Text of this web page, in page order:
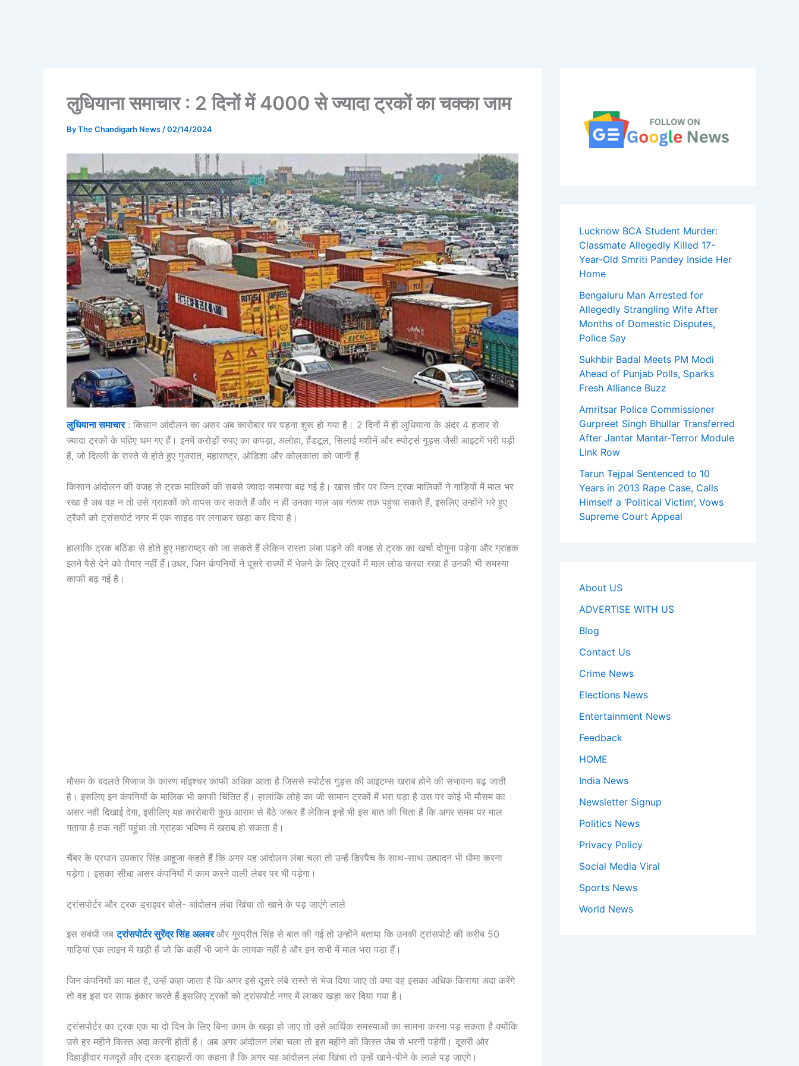
लुधियाना समाचार : 2 दिनों में 4000 से ज्यादा ट्रकों का चक्का जाम
ByThe Chandigarh News /02/14/2024
लुधियाना समाचार: किसान आंदोलन का असर अब कारोबार पर पड़ना शुरू हो गया है। 2 दिनों में ही लुधियाना के अंदर 4 हजार से
ज्यादा ट्रकों के पहिए थम गए हैं। इनमें करोड़ों रुपए का कपड़ा, अलोहा, हैंडटूल, सिलाई मशीनें और स्पोर्ट्स गुड्स जैसी आइटमें भरी पड़ी
हैं, जो दिल्ली के रास्ते से होते हुए गुजरात, महाराष्ट्र, ओडिशा और कोलकाता को जानी हैं
किसान आंदोलन की वजह से ट्रक मालिकों की सबसे ज्यादा समस्या बढ़ गई है। खास तौर पर जिन ट्रक मालिकों ने गाड़ियों में माल भर
रखा है अब वह न तो उसे ग्राहकों को वापस कर सकते हैं और न ही उनका माल अब गंतव्य तक पहुंचा सकते हैं, इसलिए उन्होंने भरे हुए
ट्रैकों को ट्रांसपोर्ट नगर में एक साइड पर लगाकर खड़ा कर दिया है।
हालांकि ट्रक बठिंडा से होते हुए महाराष्ट्र को जा सकते हैं लेकिन रास्ता लंबा पड़ने की वजह से ट्रक का खर्चा दोगुना पड़ेगा और ग्राहक
इतने पैसे देने को तैयार नहीं हैं।उधर, जिन कंपनियों ने दूसरे राज्यों में भेजने के लिए ट्रकों में माल लोड करवा रखा है उनकी भी समस्या
काफी बढ़ गई है।
मौसम के बदलते मिजाज के कारण मॉइश्चर काफी अधिक आता है जिससे स्पोर्टस गुड्स की आइटम्स खराब होने की संभावना बढ़ जाती
है। इसलिए इन कंपनियों के मालिक भी काफी चिंतित हैं। हालांकि लोहे का जी सामान ट्रकों में भरा पड़ा है उस पर कोई भी मौसम का
असर नहीं दिखाई देगा, इसीलिए यह कारोबारी कुछ आराम से बैठे जरूर हैं लेकिन इन्हें भी इस बात की चिंता हैं कि अगर समय पर माल
गताया है तक नहीं पहुंचा तो ग्राहक भविष्य में खराब हो सकता है।
चैंबर के प्रधान उपकार सिंह आहूजा कहते हैं कि अगर यह आंदोलन लंबा चला तो उन्हें डिस्पैच के साथ-साथ उत्पादन भी धीमा करना
पड़ेगा। इसका सीधा असर कंपनियों में काम करने वाली लेबर पर भी पड़ेगा।
ट्रांसपोर्टर और ट्रक ड्राइवर बोले- आंदोलन लंबा खिंचा तो खाने के पड़ जाएंगे लाले
इस संबंधी जबट्रांसपोर्टर सुरेंद्र सिंह अलवरऔर गुरप्रीत सिंह से बात की गई तो उन्होंने बताया कि उनकी ट्रांसपोर्ट की करीब 50
गाड़ियां एक लाइन में खड़ी हैं जो कि कहीं भी जाने के लायक नहीं है और इन सभी में माल भरा पड़ा हैं।
जिन कंपनियों का माल है, उन्हें कहा जाता है कि अगर इसे दूसरे लंबे रास्ते से भेज दिया जाए तो क्या वह इसका अधिक किराया अदा करेंगे
तो वह इस पर साफ इंकार करते हैं इसलिए ट्रकों को ट्रांसपोर्ट नगर में लाकर खड़ा कर दिया गया है।
ट्रांसपोर्टर का ट्रक एक या दो दिन के लिए बिना काम के खड़ा हो जाए तो उसे आर्थिक समस्याओं का सामना करना पड़ सकता है क्योंकि
उसे हर महीने किस्त अदा करनी होती है। अब अगर आंदोलन लंबा चला तो इस महीने की किस्त जेब से भरनी पड़ेगी। दूसरी ओर
दिहाड़ीदार मजदूरों और ट्रक ड्राइवरों का कहना है कि अगर यह आंदोलन लंबा खिंचा तो उन्हें खाने-पीने के लाले पड़ जाएंगे।
Lucknow BCA Student Murder:
Classmate Allegedly Killed 17-
Year-Old Smriti Pandey Inside Her
Home
Bengaluru Man Arrested for
Allegedly Strangling Wife After
Months of Domestic Disputes,
Police Say
Sukhbir Badal Meets PM Modi
Ahead of Punjab Polls, Sparks
Fresh Alliance Buzz
Amritsar Police Commissioner
Gurpreet Singh Bhullar Transferred
After Jantar Mantar-Terror Module
Link Row
Tarun Tejpal Sentenced to 10
Years in 2013 Rape Case, Calls
Himself a ‘Political Victim’, Vows
Supreme Court Appeal
About US
ADVERTISE WITH US
Blog
Contact Us
Crime News
Elections News
Entertainment News
Feedback
HOME
India News
Newsletter Signup
Politics News
Privacy Policy
Social Media Viral
Sports News
World News